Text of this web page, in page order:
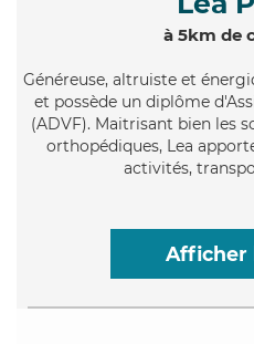
à 5km de
Généreuse, altruiste et
et possède un diplôme
(ADVF). Maitrisant bien les
orthopédiques, Lea
activités,
Afficher